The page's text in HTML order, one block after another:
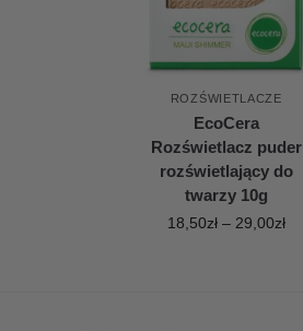
ROZŚWIETLACZE
EcoCera
Rozświetlacz puder
rozświetlający do
twarzy 10g
18,50zł – 29,00zł